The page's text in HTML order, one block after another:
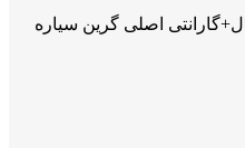
اصلی گرین سیاره